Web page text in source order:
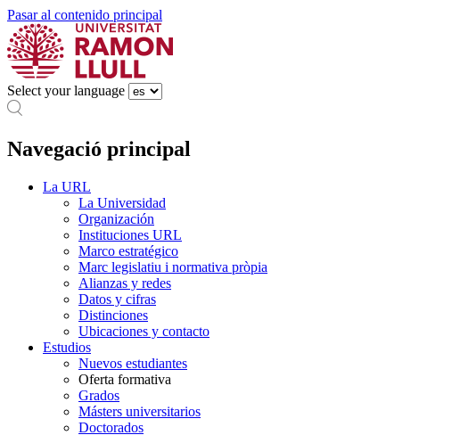
Pasar al contenido principal
Select your language
Navegació principal
La URL
La Universidad
Organización
Instituciones URL
Marco estratégico
Marc legislatiu i normativa pròpia
Alianzas y redes
Datos y cifras
Distinciones
Ubicaciones y contacto
Estudios
Nuevos estudiantes
Oferta formativa
Grados
Másters universitarios
Doctorados